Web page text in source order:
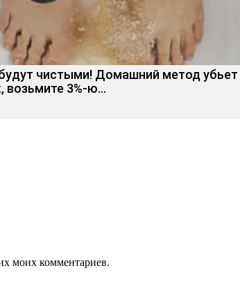
чистыми! Домашний метод убьет
возьмите 3%-ю…
моих комментариев.